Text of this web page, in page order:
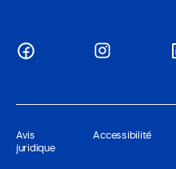
Avis
juridique
Accessibilité